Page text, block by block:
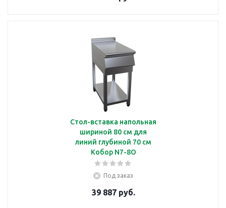
Стол-вставка напольная
шириной 80 см для
линий глубиной 70 см
Кобор N7-8O
Под заказ
39 887 руб.